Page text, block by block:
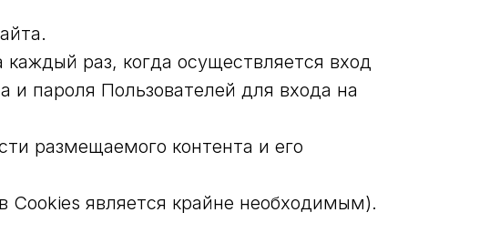
раз, когда осуществляется вход
и пароля Пользователей для входа на
размещаемого контента и его
Cookies является крайне необходимым).